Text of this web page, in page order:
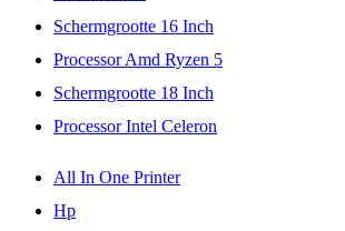
Schermgrootte 16 Inch
Processor Amd Ryzen 5
Schermgrootte 18 Inch
Processor Intel Celeron
All In One Printer
Hp